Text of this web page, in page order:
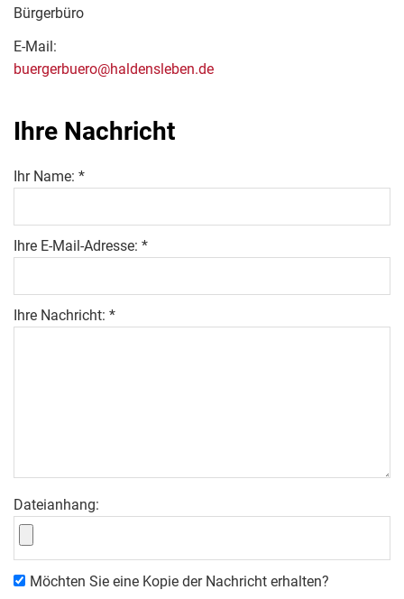
Bürgerbüro
E-Mail:
buergerbuero@haldensleben.de
Ihre Nachricht
Ihr Name: *
Ihre E-Mail-Adresse: *
Ihre Nachricht: *
Dateianhang:
Möchten Sie eine Kopie der Nachricht erhalten?